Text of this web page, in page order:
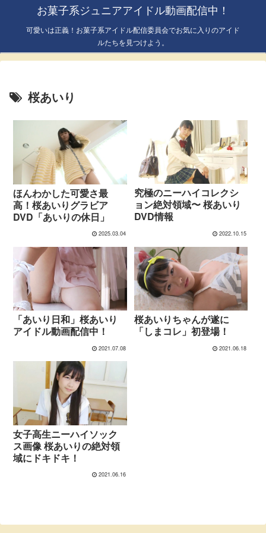
お菓子系ジュニアアイドル動画配信中！
可愛いは正義！お菓子系アイドル配信委員会でお気に入りのアイド
ルたちを見つけよう。
桜あいり
ほんわかした可愛さ最
高！桜あいりグラビア
DVD「あいりの休日」
2025.03.04
究極のニーハイコレクシ
ョン絶対領域〜 桜あいり
DVD情報
2022.10.15
「あいり日和」桜あいり
アイドル動画配信中！
2021.07.08
桜あいりちゃんが遂に
「しまコレ」初登場！
2021.06.18
女子高生ニーハイソック
ス画像 桜あいりの絶対領
域にドキドキ！
2021.06.16